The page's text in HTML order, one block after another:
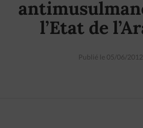
l’Etat de
Publié le 05/06/2012